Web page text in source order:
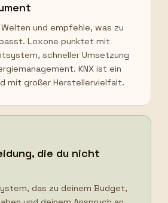
und empfehle, was zu
Loxone punktet mit
schneller Umsetzung
KNX ist ein
mit großer Herstellervielfalt.
die du nicht
das zu deinem Budget,